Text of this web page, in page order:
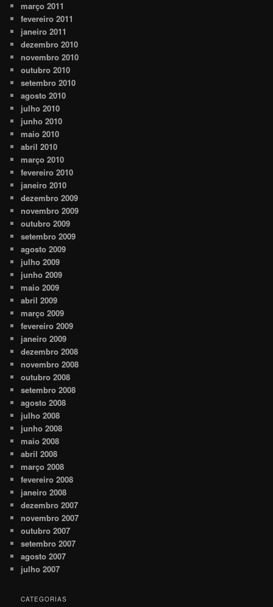
março 2011
fevereiro 2011
janeiro 2011
dezembro 2010
novembro 2010
outubro 2010
setembro 2010
agosto 2010
julho 2010
junho 2010
maio 2010
abril 2010
março 2010
fevereiro 2010
janeiro 2010
dezembro 2009
novembro 2009
outubro 2009
setembro 2009
agosto 2009
julho 2009
junho 2009
maio 2009
abril 2009
março 2009
fevereiro 2009
janeiro 2009
dezembro 2008
novembro 2008
outubro 2008
setembro 2008
agosto 2008
julho 2008
junho 2008
maio 2008
abril 2008
março 2008
fevereiro 2008
janeiro 2008
dezembro 2007
novembro 2007
outubro 2007
setembro 2007
agosto 2007
julho 2007
CATEGORIAS